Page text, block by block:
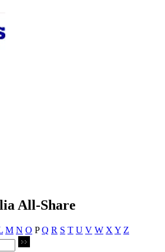
All-Share
M N O PQ R S T U V W X Y Z